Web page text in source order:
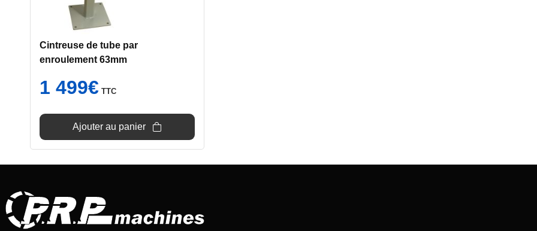
Cintreuse de tube par
enroulement 63mm
1 499€ TTC
Ajouter au panier